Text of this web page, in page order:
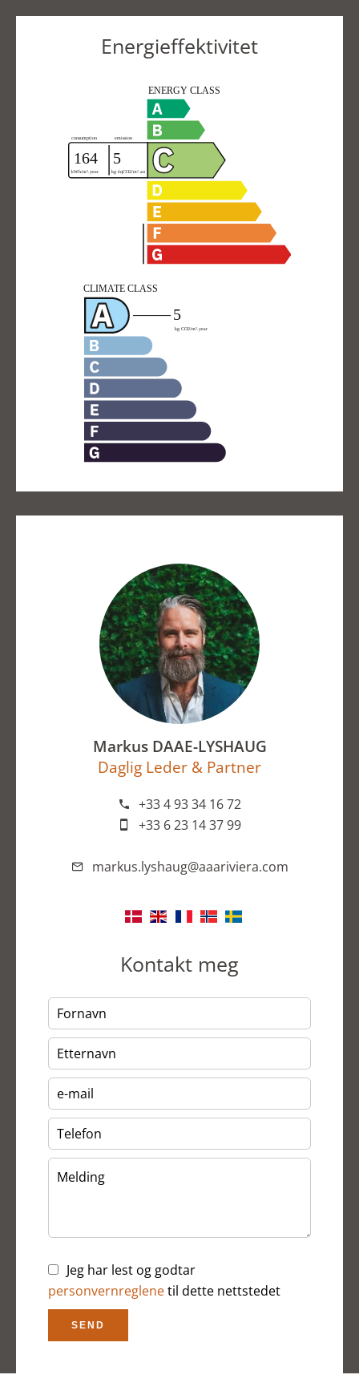
Markus DAAE-LYSHAUG
Daglig Leder & Partner
+33 4 93 34 16 72
+33 6 23 14 37 99
markus.lyshaug@aaariviera.com
Kontakt meg
Jeg har lest og godtar
personvernreglenetil dette nettstedet
SEND
Energieffektivitet